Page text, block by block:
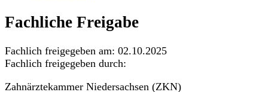
Fachliche Freigabe
Fachlich freigegeben am: 02.10.2025
Fachlich freigegeben durch:
Zahnärztekammer Niedersachsen (ZKN)